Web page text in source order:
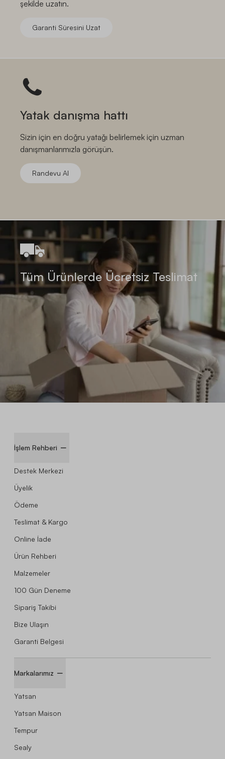
şekilde uzatın.
Garanti Süresini Uzat
Yatak danışma hattı
Sizin için en doğru yatağı belirlemek için uzman
danışmanlarımızla görüşün.
Randevu Al
Tüm Ürünlerde Ücretsiz Teslimat
İşlem Rehberi
Destek Merkezi
Üyelik
Ödeme
Teslimat & Kargo
Online İade
Ürün Rehberi
Malzemeler
100 Gün Deneme
Sipariş Takibi
Bize Ulaşın
Garanti Belgesi
Markalarımız
Yatsan
Yatsan Maison
Tempur
Sealy